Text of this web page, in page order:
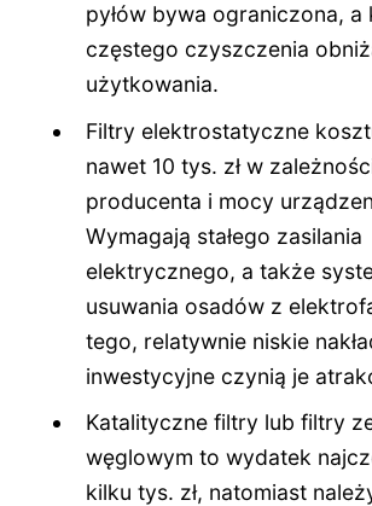
pyłów bywa ograniczona, a
częstego czyszczenia
użytkowania.
Filtry elektrostatyczne
nawet 10 tys. zł w
producenta i mocy
Wymagają stałego zasilania
elektrycznego, a także
usuwania osadów z
tego, relatywnie niskie
inwestycyjne czynią je
Katalityczne filtry lub filtry
węglowym to wydatek
kilku tys. zł, natomiast